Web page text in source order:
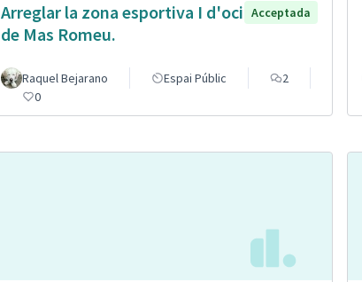
Arreglar la zona esportiva I d'oci
de Mas Romeu.
Acceptada
Raquel Bejarano Espai Públic
2
0